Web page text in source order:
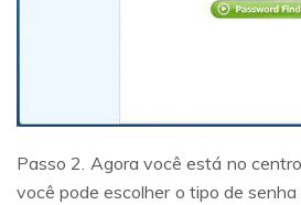
Passo 2. Agora você está no
você pode escolher o tipo de